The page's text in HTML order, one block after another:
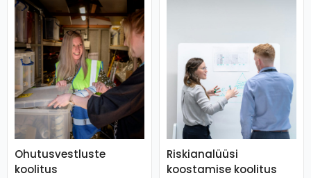
Ohutusvestluste
koolitus
Riskianalüüsi
koostamise koolitus